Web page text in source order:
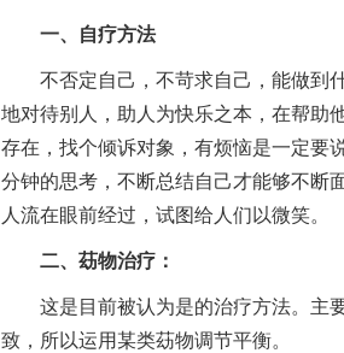
一、自疗方法
不否定自己，不苛求自己，能做到什
地对待别人，助人为快乐之本，在帮助
存在，找个倾诉对象，有烦恼是一定要
分钟的思考，不断总结自己才能够不断
人流在眼前经过，试图给人们以微笑。
二、苭物治疗：
这是目前被认为是的治疗方法。主要
致，所以运用某类苭物调节平衡。